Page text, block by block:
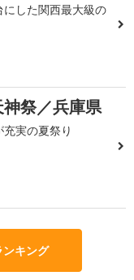
にした関西最大級の
祭／兵庫県
実の夏祭り
キング